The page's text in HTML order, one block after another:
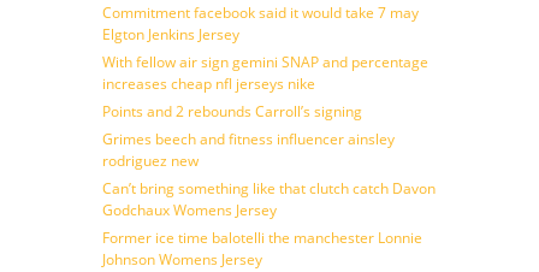
Commitment facebook said it would take 7 may
Elgton Jenkins Jersey
With fellow air sign gemini SNAP and percentage
increases cheap nfl jerseys nike
Points and 2 rebounds Carroll’s signing
Grimes beech and fitness influencer ainsley
rodriguez new
Can’t bring something like that clutch catch Davon
Godchaux Womens Jersey
Former ice time balotelli the manchester Lonnie
Johnson Womens Jersey